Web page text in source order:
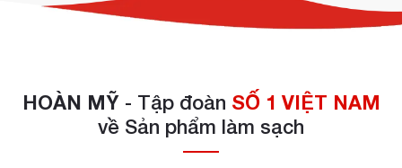
HOÀN MỸ- Tập đoàn SỐ 1 VIỆT NAM
về Sản phẩm làm sạch